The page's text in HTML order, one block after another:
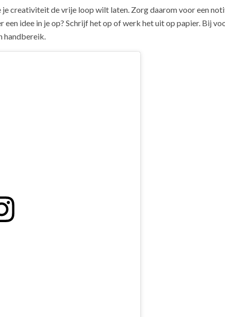
creativiteit de vrije loop wilt laten. Zorg daarom voor een
een idee in je op? Schrijf het op of werk het uit op papier. Bij
handbereik.